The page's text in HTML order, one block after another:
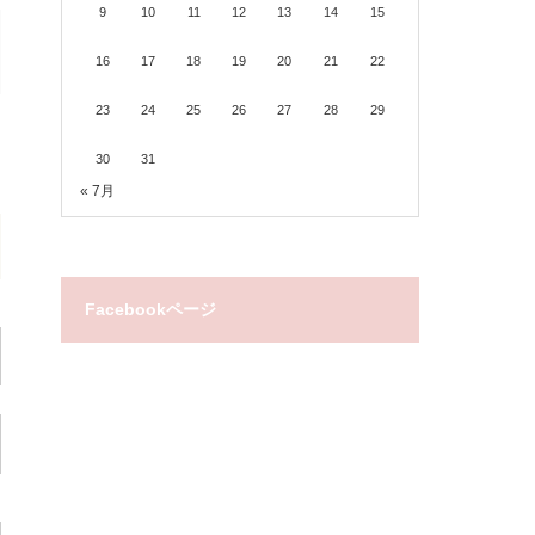
9 10 11 12 13 14 15
16 17 18 19 20 21 22
23 24 25 26 27 28 29
30 31
« 7月
Facebookページ